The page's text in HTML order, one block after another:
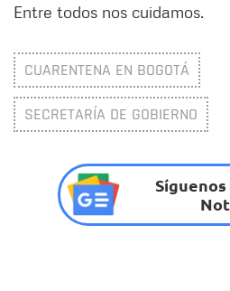
Entre todos nos cuidamos.
CUARENTENA EN BOGOTÁ
SECRETARÍA DE GOBIERNO